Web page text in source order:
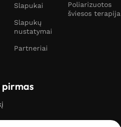
Slapukai
Slapukų
nustatymai
Partneriai
Poliarizuotos
šviesos terapija
pirmas